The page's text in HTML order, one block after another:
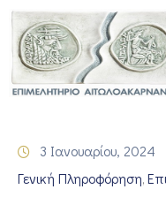
ΑΡΧΙΚΗ
ΓΕΜΗ
–
3 Ιανουαρίου, 2024
Γενική Πληροφόρηση‚